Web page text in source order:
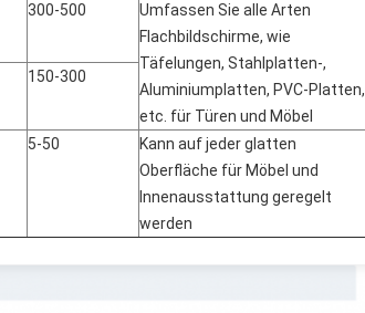
300-500
Umfassen Sie alle Arten
Flachbildschirme, wie
Täfelungen, Stahlplatten-,
Aluminiumplatten, PVC-Platten,
etc. für Türen und Möbel
150-300
5-50
Kann auf jeder glatten
Oberfläche für Möbel und
Innenausstattung geregelt
werden